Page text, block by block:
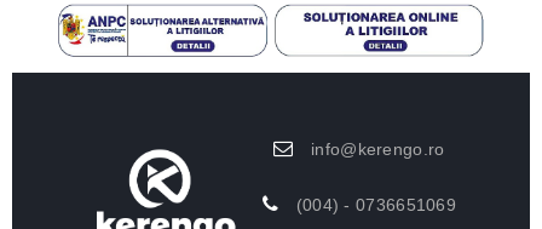
info@kerengo.ro
(004) - 0736651069